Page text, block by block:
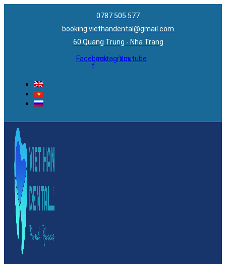
0787 505 577
booking.viethandental@gmail.com
60 Quang Trung - Nha Trang
Facebook-
f
InstagramYoutube